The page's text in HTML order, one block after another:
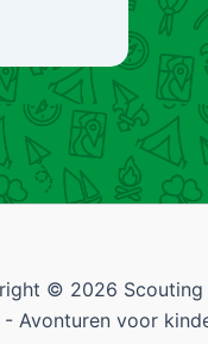
© 2026 Scouting
- Avonturen voor